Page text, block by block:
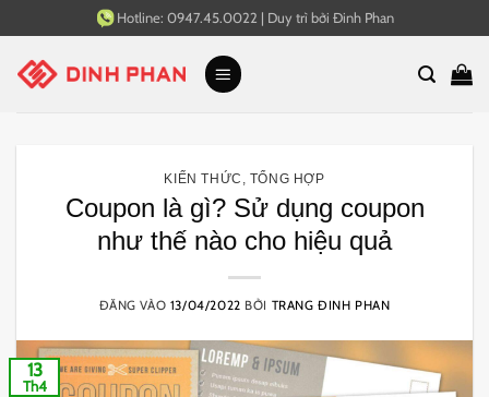
qua
nội
Hotline: 0947.45.0022 | Duy trì bởi Đinh Phan
KIẾN THỨC TỔNG HỢP
Coupon là gì? Sử dụng coupon
như thế nào cho hiệu quả
ĐĂNG VÀO 13/04/2022 BỞI TRANG ĐINH PHAN
13
Th4